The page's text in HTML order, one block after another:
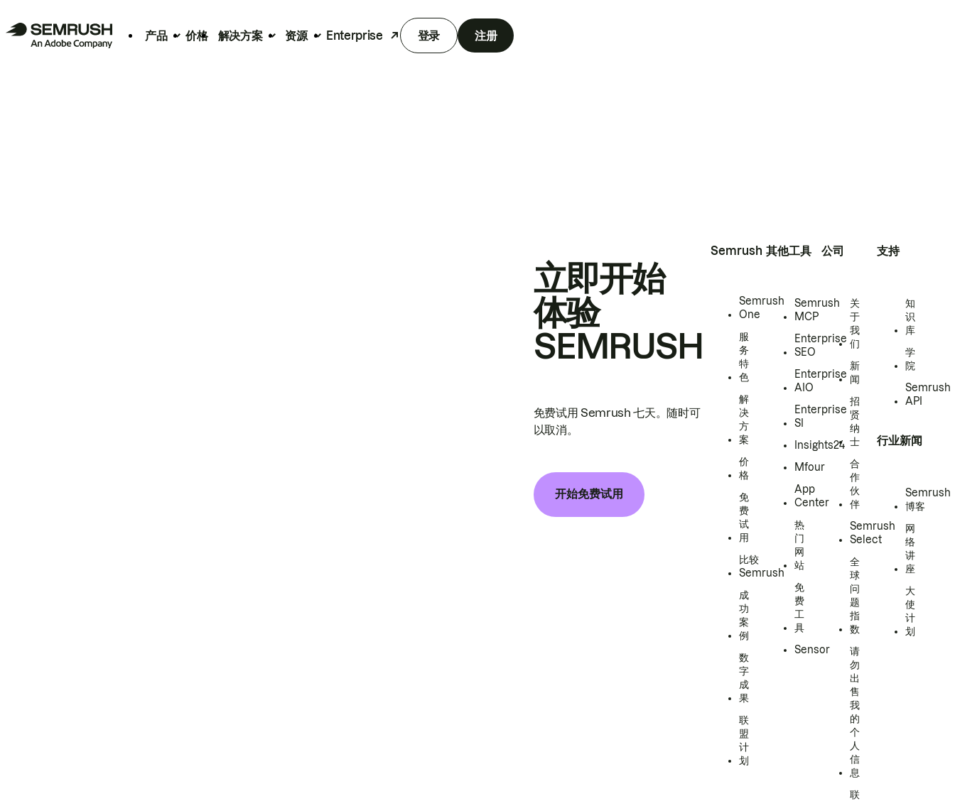
产品 价格 解决方案 资源 Enterprise 登录 注册
立即开始
体验
SEMRUSH
免费试用 Semrush 七天。随时可
以取消。
开始免费试用
Semrush
Semrush
One
服
务
特
色
解
决
方
案
价
格
免
费
试
用
比较
Semrush
成
功
案
例
数
字
成
果
联
盟
计
划
其他工具
Semrush
MCP
Enterprise
SEO
Enterprise
AIO
Enterprise
SI
Insights24
Mfour
App
Center
热
门
网
站
免
费
工
具
Sensor
公司
关
于
我
们
新
闻
招
贤
纳
士
合
作
伙
伴
Semrush
Select
全
球
问
题
指
数
请
勿
出
售
我
的
个
人
信
息
联
支持
知
识
库
学
院
Semrush
API
行业新闻
Semrush
博客
网
络
讲
座
大
使
计
划